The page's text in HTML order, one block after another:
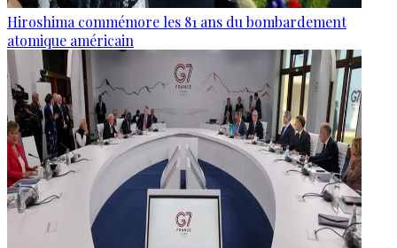
Hiroshima commémore les 81 ans du bombardement
atomique américain